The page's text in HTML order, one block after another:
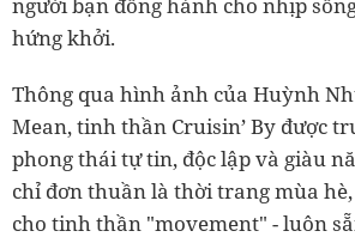
hứng khởi.
Thông qua hình ảnh của Huỳnh
Mean, tinh thần Cruisin’ By được
phong thái tự tin, độc lập và giàu
chỉ đơn thuần là thời trang mùa hè,
cho tinh thần "movement" - luôn